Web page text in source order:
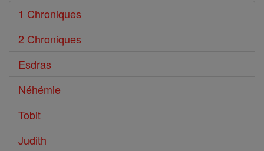
1 Chroniques
2 Chroniques
Esdras
Néhémie
Tobit
Judith